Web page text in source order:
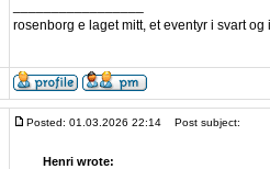
rosenborg e laget mitt, et eventyr i svart og
Posted: 01.03.2026 22:14 Post subject:
Henri wrote: